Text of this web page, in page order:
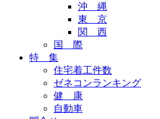
沖 縄
東 京
関 西
国 際
特 集
住宅着工件数
ゼネコンランキング
健 康
自動車